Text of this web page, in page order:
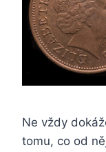
Ne vždy
tomu, co od